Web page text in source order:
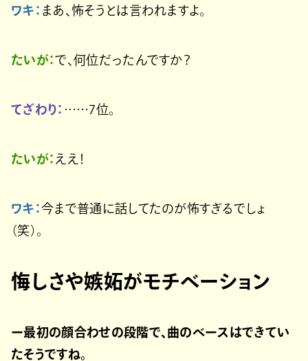
ワキ： まあ、怖そうとは言われますよ。
たいが：で、何位だったんですか？
てざわり： ……7位。
たいが： ええ！
ワキ：今まで普通に話してたのが怖すぎるでしょ
（笑）。
悔しさや嫉妬がモチベーション
ー最初の顔合わせの段階で、曲のベースはできてい
たそうですね。